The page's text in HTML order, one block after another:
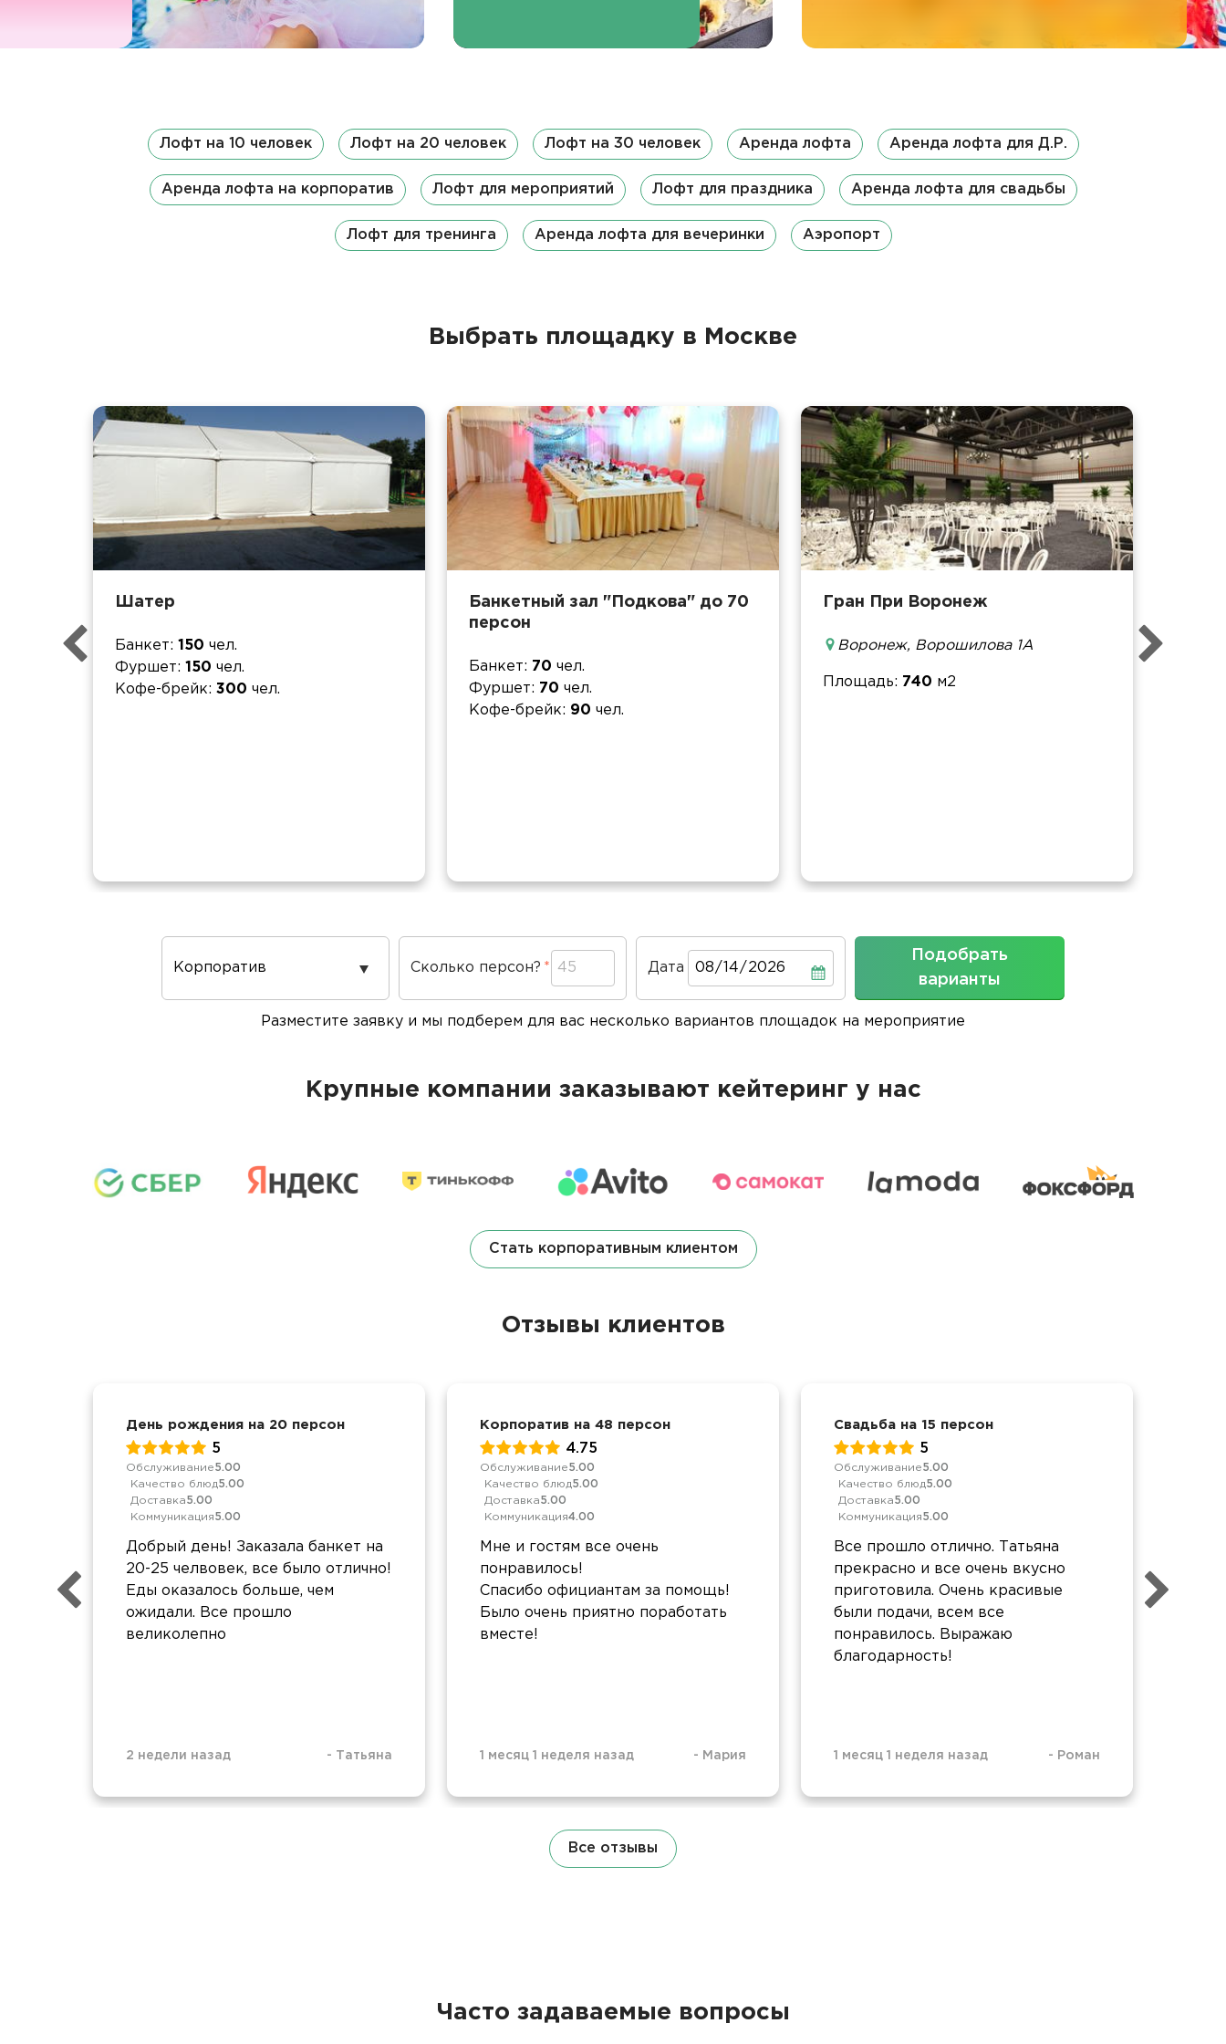
Лофт на 10 человек Лофт на 20 человек Лофт на 30 человек Аренда лофта Аренда лофта для Д.Р.
Аренда лофта на корпоратив Лофт для мероприятий Лофт для праздника Аренда лофта для свадьбы
Лофт для тренинга Аренда лофта для вечеринки Аэропорт
Выбрать площадку в Москве
Шатер
Банкет 150 чел.
Фуршет
150 чел.
Кофе-брейк
300 чел.
Банкетный зал "Подкова" до 70
персон
Банкет 70 чел.
Фуршет
70 чел.
Кофе-брейк
90 чел.
Гран При Воронеж
Воронеж, Ворошилова 1А
Площадь 740 м2
Повод
проведения
Сколько персон? Дата Дата
Подобрать
варианты
Разместите заявку и мы подберем для вас несколько вариантов площадок на мероприятие
Крупные компании заказывают кейтеринг у нас
Стать корпоративным клиентом
Отзывы клиентов
День рождения на 20 персон
5
Обслуживание5.00
Качество блюд5.00
Доставка5.00
Коммуникация5.00
Добрый день! Заказала банкет на
20-25 челвовек, все было отлично!
Еды оказалось больше, чем
ожидали. Все прошло
великолепно
2 недели назад - Татьяна
Корпоратив на 48 персон
4.75
Обслуживание5.00
Качество блюд5.00
Доставка5.00
Коммуникация4.00
Мне и гостям все очень
понравилось!
Спасибо официантам за помощь!
Было очень приятно поработать
вместе!
1 месяц 1 неделя назад - Мария
Свадьба на 15 персон
5
Обслуживание5.00
Качество блюд5.00
Доставка5.00
Коммуникация5.00
Все прошло отлично. Татьяна
прекрасно и все очень вкусно
приготовила. Очень красивые
были подачи, всем все
понравилось. Выражаю
благодарность!
1 месяц 1 неделя назад - Роман
Все отзывы
Часто задаваемые вопросы